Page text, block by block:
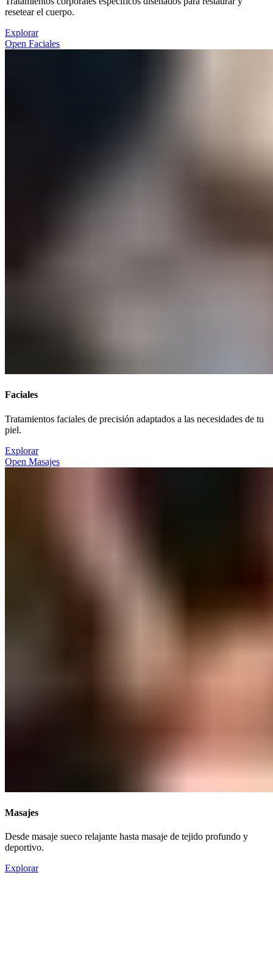
resetear el cuerpo.​​​​‌ ‍ ​‍​‍‌‍ ‌ ​‍‌‍‍‌‌‍‌ ‌‍‍‌‌‍ ‍​‍​‍​ ‍‍​‍​‍‌ ​ ‌‍​‌‌‍ ‍‌‍‍‌‌ ‌​‌ ‍‌​‍ ‍‌‍‍‌‌‍ ​‍​‍​‍ ​​‍​‍‌‍‍​‌ ​‍‌‍‌‌‌‍‌‍​‍​‍​ ‍‍​‍​‍‌‍‍​‌ ‌​‌ ‌​‌ ​​‌ ​ ​ ‍‍​‍ ​‍ ‌‍ ​​‍ ‌‌‍​‌‌‍ ‍‌‍‌​​‍ ‌‌ ​‍​‍ ‌‌‍‍​‌‍ ‌ ‌​‌‍‌‌‌‍ ​‌ ​ ​‍ ‌‌ ​ ‌ ‌​‌ ‌‌‌‍‌​‌‍‍‌‌‍ ​‍ ‍‌ ‌‍‌‍‌‌‌ ​‍‌‍​ ‌‍‌‌‌‍ ​​‍ ‍‌‍​‌‌ ​​‌ ​​​‍ ‌‍‍‌‌‍ ‍‌ ‌​‌‍‌‌‌‍ ‍‌ ‌​​‍ ‌‍‌‌‌‍‌​‌‍‍‌‌ ‌​​‍ ‌‍ ‌‌‍ ‌‍‌​‌‍‌‌​ ‌‌ ​​‌ ​‍‌‍‌‌‌ ​ ‌‍‌‌‌‍ ‍‌ ‌​‌‍​‌‌ ‌​‌‍‍‌‌‍ ‌‍ ‍​ ‍ ‌‍‍‌‌‍‌​​ ‌​ ‌ ‌‍​‌​ ‍​​ ​‍‌‍‌‌​ ​​‌‍‌​‌‍​‍​‍ ‌‌‍‌‍​ ​​‌‍‌​‌‍‌‌​‍ ‌​ ‌​​ ​‌​ ‌‌‌‍‌​​‍ ‌​ ‍‌​ ​ ‌‍​‌‌‍​‌​‍ ‌‌‍​‍‌‍​‌​ ​‍​ ‌ ​ ‌ ​ ​‍‌‍​‌​ ​​‌‍‌‌​ ​‍‌‍‌​​ ‍​​ ‍ ‌ ‌​‌ ‍‌‌ ​​‌‍‌‌​ ‌‌‍‍​‌‍ ‌ ‌​‌‍‌‌‌‍ ​‌‌​ ‌‍‍‌‌ ‌​‌‍‌‌‌‌​​‌‍​‌‌‍‌ ‌‍‌‌​ ‍ ‌ ​​‌‍​‌‌ ‌​‌‍‍​​ ‌‌ ​​‌‍​‌‌‍‌ ‌‍‌‌‌​​‍‌ ‌‌‌‍‍‌‌‍ ​‌‍‌​‌‍‌‌‌ ​‍​‍‌‌​ ‌‌‌​​‍‌‌ ‌‍‍ ‌‍‌‌‌ ‍‌​‍‌‌​ ​ ‌​‌​​‍‌‌​ ​ ‌​‌​​‍‌‌​ ​‍​ ​‍​ ​‍​ ‌​​ ‍​‌‍​‌‌‍​ ​ ​ ‌‍‌‌​ ​‌​ ‌‌‌‍​ ​ ‍​‌‍‌‌​‍‌‌​ ​‍​ ​‍​‍‌‌​ ‌‌‌​‌​​‍ ‍‌‍​ ‌‍ ‌‍ ‍‌ ‌​‌‍‌‌‌‍ ‍‌ ‌​​‍‌‌​ ‌‌‌​​‍‌‌ ‌‍‍ ‌‍‌‌‌ ‍‌​‍‌‌​ ​ ‌​‌​​‍‌‌​ ​ ‌​‌​​‍‌‌​ ​‍​ ​‍‌‍‌‍‌‍‌​‌‍‌‌​ ‌‍​ ​‍‌‍‌​​ ​‌​ ​‍‌‍‌‍‌‍‌‌​ ‍​‌‍‌‌​‍‌‌​ ​‍​ ​‍​‍‌‌​ ‌‌‌​‌​​‍ ‍‌‍‌‌‌ ‍​‌‍​ ‌‍‌‌‌ ​‍‌ ​​‌ ‌​​ ‌‍​‍‌‍​‌‌ ​ ‌‍‌‌‌‌‌‌‌ ​‍‌‍ ​​ ‌‌‍‍​‌ ‌​‌ ‌​‌ ​​‌ ​ ​‍‌‌​ ​ ‌​​‌​‍‌‌​ ​‍‌​‌‍​‍‌‌​ ​‍‌​‌‍‌‍ ​​‍ ‌‌‍​‌‌‍ ‍‌‍‌​​‍ ‌‌ ​‍​‍ ‌‌‍‍​‌‍ ‌ ‌​‌‍‌‌‌‍ ​‌ ​ ​‍ ‌‌ ​ ‌ ‌​‌ ‌‌‌‍‌​‌‍‍‌‌‍ ​‍ ‍‌ ‌‍‌‍‌‌‌ ​‍‌‍​ ‌‍‌‌‌‍ ​​‍ ‍‌‍​‌‌ ​​‌ ​​​‍‌‍‌‍‍‌‌‍‌​​ ‌​ ‌ ‌‍​‌​ ‍​​ ​‍‌‍‌‌​ ​​‌‍‌​‌‍​‍​‍ ‌‌‍‌‍​ ​​‌‍‌​‌‍‌‌​‍ ‌​ ‌​​ ​‌​ ‌‌‌‍‌​​‍ ‌​ ‍‌​ ​ ‌‍​‌‌‍​‌​‍ ‌‌‍​‍‌‍​‌​ ​‍​ ‌ ​ ‌ ​ ​‍‌‍​‌​ ​​‌‍‌‌​ ​‍‌‍‌​​ ‍​​‍‌‍‌ ‌​‌ ‍‌‌ ​​‌‍‌‌​ ‌‌‍‍​‌‍ ‌ ‌​‌‍‌‌‌‍ ​‌‌​ ‌‍‍‌‌ ‌​‌‍‌‌‌‌​​‌‍​‌‌‍‌ ‌‍‌‌​‍‌‍‌ ​​‌‍​‌‌ ‌​‌‍‍​​ ‌‌ ​​‌‍​‌‌‍‌ ‌‍‌‌‌​​‍‌ ‌‌‌‍‍‌‌‍ ​‌‍‌​‌‍‌‌‌ ​‍​‍‌‌​ ‌‌‌​​‍‌‌ ‌‍‍ ‌‍‌‌‌ ‍‌​‍‌‌​ ​ ‌​‌​​‍‌‌​ ​ ‌​‌​​‍‌‌​ ​‍​ ​‍​ ​‍​ ‌​​ ‍​‌‍​‌‌‍​ ​ ​ ‌‍‌‌​ ​‌​ ‌‌‌‍​ ​ ‍​‌‍‌‌​‍‌‌​ ​‍​ ​‍​‍‌‌​ ‌‌‌​‌​​‍ ‍‌‍​ ‌‍ ‌‍ ‍‌ ‌​‌‍‌‌‌‍ ‍‌ ‌​​‍‌‌​ ‌‌‌​​‍‌‌ ‌‍‍ ‌‍‌‌‌ ‍‌​‍‌‌​ ​ ‌​‌​​‍‌‌​ ​ ‌​‌​​‍‌‌​ ​‍​ ​‍‌‍‌‍‌‍‌​‌‍‌‌​ ‌‍​ ​‍‌‍‌​​ ​‌​ ​‍‌‍‌‍‌‍‌‌​ ‍​‌‍‌‌​‍‌‌​ ​‍​ ​‍​‍‌‌​ ‌‌‌​‌​​‍ ‍‌‍‌‌‌ ‍​‌‍​ ‌‍‌‌‌ ​‍‌ ​​‌ ‌​​‍‌‍‌ ​​‌‍‌‌‌ ​‍‌ ​ ‌ ​​‌‍‌‌‌‍​ ‌ ‌​‌‍‍‌‌ ‌‍‌‍‌‌​ ‌‌ ​​‌ ‌‌‌‍​‍‌‍ ​‌‍‍‌‌ ​ ‌‍‍​‌‍‌‌‌‍‌​​‍​‍‌ ‌
Explorar​​​​‌ ‍ ​‍​‍‌‍ ‌ ​‍‌‍‍‌‌‍‌ ‌‍‍‌‌‍ ‍​‍​‍​ ‍‍​‍​‍‌ ​ ‌‍​‌‌‍ ‍‌‍‍‌‌ ‌​‌ ‍‌​‍ ‍‌‍‍‌‌‍ ​‍​‍​‍ ​​‍​‍‌‍‍​‌ ​‍‌‍‌‌‌‍‌‍​‍​‍​ ‍‍​‍​‍‌‍‍​‌ ‌​‌ ‌​‌ ​​‌ ​ ​ ‍‍​‍ ​‍ ‌‍ ​​‍ ‌‌‍​‌‌‍ ‍‌‍‌​​‍ ‌‌ ​‍​‍ ‌‌‍‍​‌‍ ‌ ‌​‌‍‌‌‌‍ ​‌ ​ ​‍ ‌‌ ​ ‌ ‌​‌ ‌‌‌‍‌​‌‍‍‌‌‍ ​‍ ‍‌ ‌‍‌‍‌‌‌ ​‍‌‍​ ‌‍‌‌‌‍ ​​‍ ‍‌‍​‌‌ ​​‌ ​​​‍ ‌‍‍‌‌‍ ‍‌ ‌​‌‍‌‌‌‍ ‍‌ ‌​​‍ ‌‍‌‌‌‍‌​‌‍‍‌‌ ‌​​‍ ‌‍ ‌‌‍ ‌‍‌​‌‍‌‌​ ‌‌ ​​‌ ​‍‌‍‌‌‌ ​ ‌‍‌‌‌‍ ‍‌ ‌​‌‍​‌‌ ‌​‌‍‍‌‌‍ ‌‍ ‍​ ‍ ‌‍‍‌‌‍‌​​ ‌​ ‌ ‌‍​‌​ ‍​​ ​‍‌‍‌‌​ ​​‌‍‌​‌‍​‍​‍ ‌‌‍‌‍​ ​​‌‍‌​‌‍‌‌​‍ ‌​ ‌​​ ​‌​ ‌‌‌‍‌​​‍ ‌​ ‍‌​ ​ ‌‍​‌‌‍​‌​‍ ‌‌‍​‍‌‍​‌​ ​‍​ ‌ ​ ‌ ​ ​‍‌‍​‌​ ​​‌‍‌‌​ ​‍‌‍‌​​ ‍​​ ‍ ‌ ‌​‌ ‍‌‌ ​​‌‍‌‌​ ‌‌‍‍​‌‍ ‌ ‌​‌‍‌‌‌‍ ​‌‌​ ‌‍‍‌‌ ‌​‌‍‌‌‌‌​​‌‍​‌‌‍‌ ‌‍‌‌​ ‍ ‌ ​​‌‍​‌‌ ‌​‌‍‍​​ ‌‌ ​​‌‍​‌‌‍‌ ‌‍‌‌‌​​‍‌ ‌‌‌‍‍‌‌‍ ​‌‍‌​‌‍‌‌‌ ​‍​‍‌‌​ ‌‌‌​​‍‌‌ ‌‍‍ ‌‍‌‌‌ ‍‌​‍‌‌​ ​ ‌​‌​​‍‌‌​ ​ ‌​‌​​‍‌‌​ ​‍​ ​‍​ ​‍​ ‌​​ ‍​‌‍​‌‌‍​ ​ ​ ‌‍‌‌​ ​‌​ ‌‌‌‍​ ​ ‍​‌‍‌‌​‍‌‌​ ​‍​ ​‍​‍‌‌​ ‌‌‌​‌​​‍ ‍‌‍​ ‌‍ ‌‍ ‍‌ ‌​‌‍‌‌‌‍ ‍‌ ‌​​‍‌‌​ ‌‌‌​​‍‌‌ ‌‍‍ ‌‍‌‌‌ ‍‌​‍‌‌​ ​ ‌​‌​​‍‌‌​ ​ ‌​‌​​‍‌‌​ ​‍​ ​‍‌‍‌‍‌‍‌​‌‍‌‌​ ‌‍​ ​‍‌‍‌​​ ​‌​ ​‍‌‍‌‍‌‍‌‌​ ‍​‌‍‌‌​‍‌‌​ ​‍​ ​‍​‍‌‌​ ‌‌‌​‌​​‍ ‍‌ ​​‌ ​‍‌‍‍‌‌‍ ‌‌‍​‌‌ ​‍‌ ‍‌‌​​ ‌ ‌​‌‍​‌​‍ ‍‌‍ ​‌‍​‌‌‍​‍‌‍‌‌‌‍ ​​ ‌‍​‍‌‍​‌‌ ​ ‌‍‌‌‌‌‌‌‌ ​‍‌‍ ​​ ‌‌‍‍​‌ ‌​‌ ‌​‌ ​​‌ ​ ​‍‌‌​ ​ ‌​​‌​‍‌‌​ ​‍‌​‌‍​‍‌‌​ ​‍‌​‌‍‌‍ ​​‍ ‌‌‍​‌‌‍ ‍‌‍‌​​‍ ‌‌ ​‍​‍ ‌‌‍‍​‌‍ ‌ ‌​‌‍‌‌‌‍ ​‌ ​ ​‍ ‌‌ ​ ‌ ‌​‌ ‌‌‌‍‌​‌‍‍‌‌‍ ​‍ ‍‌ ‌‍‌‍‌‌‌ ​‍‌‍​ ‌‍‌‌‌‍ ​​‍ ‍‌‍​‌‌ ​​‌ ​​​‍‌‍‌‍‍‌‌‍‌​​ ‌​ ‌ ‌‍​‌​ ‍​​ ​‍‌‍‌‌​ ​​‌‍‌​‌‍​‍​‍ ‌‌‍‌‍​ ​​‌‍‌​‌‍‌‌​‍ ‌​ ‌​​ ​‌​ ‌‌‌‍‌​​‍ ‌​ ‍‌​ ​ ‌‍​‌‌‍​‌​‍ ‌‌‍​‍‌‍​‌​ ​‍​ ‌ ​ ‌ ​ ​‍‌‍​‌​ ​​‌‍‌‌​ ​‍‌‍‌​​ ‍​​‍‌‍‌ ‌​‌ ‍‌‌ ​​‌‍‌‌​ ‌‌‍‍​‌‍ ‌ ‌​‌‍‌‌‌‍ ​‌‌​ ‌‍‍‌‌ ‌​‌‍‌‌‌‌​​‌‍​‌‌‍‌ ‌‍‌‌​‍‌‍‌ ​​‌‍​‌‌ ‌​‌‍‍​​ ‌‌ ​​‌‍​‌‌‍‌ ‌‍‌‌‌​​‍‌ ‌‌‌‍‍‌‌‍ ​‌‍‌​‌‍‌‌‌ ​‍​‍‌‌​ ‌‌‌​​‍‌‌ ‌‍‍ ‌‍‌‌‌ ‍‌​‍‌‌​ ​ ‌​‌​​‍‌‌​ ​ ‌​‌​​‍‌‌​ ​‍​ ​‍​ ​‍​ ‌​​ ‍​‌‍​‌‌‍​ ​ ​ ‌‍‌‌​ ​‌​ ‌‌‌‍​ ​ ‍​‌‍‌‌​‍‌‌​ ​‍​ ​‍​‍‌‌​ ‌‌‌​‌​​‍ ‍‌‍​ ‌‍ ‌‍ ‍‌ ‌​‌‍‌‌‌‍ ‍‌ ‌​​‍‌‌​ ‌‌‌​​‍‌‌ ‌‍‍ ‌‍‌‌‌ ‍‌​‍‌‌​ ​ ‌​‌​​‍‌‌​ ​ ‌​‌​​‍‌‌​ ​‍​ ​‍‌‍‌‍‌‍‌​‌‍‌‌​ ‌‍​ ​‍‌‍‌​​ ​‌​ ​‍‌‍‌‍‌‍‌‌​ ‍​‌‍‌‌​‍‌‌​ ​‍​ ​‍​‍‌‌​ ‌‌‌​‌​​‍ ‍‌ ​​‌ ​‍‌‍‍‌‌‍ ‌‌‍​‌‌ ​‍‌ ‍‌‌​​ ‌ ‌​‌‍​‌​‍ ‍‌‍ ​‌‍​‌‌‍​‍‌‍‌‌‌‍ ​​‍‌‍‌ ​​‌‍‌‌‌ ​‍‌ ​ ‌ ​​‌‍‌‌‌‍​ ‌ ‌​‌‍‍‌‌ ‌‍‌‍‌‌​ ‌‌ ​​‌ ‌‌‌‍​‍‌‍ ​‌‍‍‌‌ ​ ‌‍‍​‌‍‌‌‌‍‌​​‍​‍‌ ‌
Open Faciales​​​​‌ ‍ ​‍​‍‌‍ ‌ ​‍‌‍‍‌‌‍‌ ‌‍‍‌‌‍ ‍​‍​‍​ ‍‍​‍​‍‌ ​ ‌‍​‌‌‍ ‍‌‍‍‌‌ ‌​‌ ‍‌​‍ ‍‌‍‍‌‌‍ ​‍​‍​‍ ​​‍​‍‌‍‍​‌ ​‍‌‍‌‌‌‍‌‍​‍​‍​ ‍‍​‍​‍‌‍‍​‌ ‌​‌ ‌​‌ ​​‌ ​ ​ ‍‍​‍ ​‍ ‌‍ ​​‍ ‌‌‍​‌‌‍ ‍‌‍‌​​‍ ‌‌ ​‍​‍ ‌‌‍‍​‌‍ ‌ ‌​‌‍‌‌‌‍ ​‌ ​ ​‍ ‌‌ ​ ‌ ‌​‌ ‌‌‌‍‌​‌‍‍‌‌‍ ​‍ ‍‌ ‌‍‌‍‌‌‌ ​‍‌‍​ ‌‍‌‌‌‍ ​​‍ ‍‌‍​‌‌ ​​‌ ​​​‍ ‌‍‍‌‌‍ ‍‌ ‌​‌‍‌‌‌‍ ‍‌ ‌​​‍ ‌‍‌‌‌‍‌​‌‍‍‌‌ ‌​​‍ ‌‍ ‌‌‍ ‌‍‌​‌‍‌‌​ ‌‌ ​​‌ ​‍‌‍‌‌‌ ​ ‌‍‌‌‌‍ ‍‌ ‌​‌‍​‌‌ ‌​‌‍‍‌‌‍ ‌‍ ‍​ ‍ ‌‍‍‌‌‍‌​​ ‌​ ‌ ‌‍​‌​ ‍​​ ​‍‌‍‌‌​ ​​‌‍‌​‌‍​‍​‍ ‌‌‍‌‍​ ​​‌‍‌​‌‍‌‌​‍ ‌​ ‌​​ ​‌​ ‌‌‌‍‌​​‍ ‌​ ‍‌​ ​ ‌‍​‌‌‍​‌​‍ ‌‌‍​‍‌‍​‌​ ​‍​ ‌ ​ ‌ ​ ​‍‌‍​‌​ ​​‌‍‌‌​ ​‍‌‍‌​​ ‍​​ ‍ ‌ ‌​‌ ‍‌‌ ​​‌‍‌‌​ ‌‌‍‍​‌‍ ‌ ‌​‌‍‌‌‌‍ ​‌‌​ ‌‍‍‌‌ ‌​‌‍‌‌‌‌​​‌‍​‌‌‍‌ ‌‍‌‌​ ‍ ‌ ​​‌‍​‌‌ ‌​‌‍‍​​ ‌‌ ​​‌‍​‌‌‍‌ ‌‍‌‌‌​​‍‌ ‌‌‌‍‍‌‌‍ ​‌‍‌​‌‍‌‌‌ ​‍​‍‌‌​ ‌‌‌​​‍‌‌ ‌‍‍ ‌‍‌‌‌ ‍‌​‍‌‌​ ​ ‌​‌​​‍‌‌​ ​ ‌​‌​​‍‌‌​ ​‍​ ​‍​ ​‍​ ‌​​ ‍​‌‍​‌‌‍​ ​ ​ ‌‍‌‌​ ​‌​ ‌‌‌‍​ ​ ‍​‌‍‌‌​‍‌‌​ ​‍​ ​‍​‍‌‌​ ‌‌‌​‌​​‍ ‍‌‍​ ‌‍ ‌‍ ‍‌ ‌​‌‍‌‌‌‍ ‍‌ ‌​​‍‌‌​ ‌‌‌​​‍‌‌ ‌‍‍ ‌‍‌‌‌ ‍‌​‍‌‌​ ​ ‌​‌​​‍‌‌​ ​ ‌​‌​​‍‌‌​ ​‍​ ​‍​ ‌‍​ ‍​‌‍​‌‌‍‌‌‌‍‌‍​ ​​‌‍​‌‌‍‌‌‌‍​‍​ ‌‌‌‍​‍​ ‌​​‍‌‌​ ​‍​ ​‍​‍‌‌​ ‌‌‌​‌​​‍ ‍‌ ‌​‌‍‍‌‌ ‌​‌‍ ​‌‍‌‌​ ‌‍​‍‌‍​‌‌ ​ ‌‍‌‌‌‌‌‌‌ ​‍‌‍ ​​ ‌‌‍‍​‌ ‌​‌ ‌​‌ ​​‌ ​ ​‍‌‌​ ​ ‌​​‌​‍‌‌​ ​‍‌​‌‍​‍‌‌​ ​‍‌​‌‍‌‍ ​​‍ ‌‌‍​‌‌‍ ‍‌‍‌​​‍ ‌‌ ​‍​‍ ‌‌‍‍​‌‍ ‌ ‌​‌‍‌‌‌‍ ​‌ ​ ​‍ ‌‌ ​ ‌ ‌​‌ ‌‌‌‍‌​‌‍‍‌‌‍ ​‍ ‍‌ ‌‍‌‍‌‌‌ ​‍‌‍​ ‌‍‌‌‌‍ ​​‍ ‍‌‍​‌‌ ​​‌ ​​​‍‌‍‌‍‍‌‌‍‌​​ ‌​ ‌ ‌‍​‌​ ‍​​ ​‍‌‍‌‌​ ​​‌‍‌​‌‍​‍​‍ ‌‌‍‌‍​ ​​‌‍‌​‌‍‌‌​‍ ‌​ ‌​​ ​‌​ ‌‌‌‍‌​​‍ ‌​ ‍‌​ ​ ‌‍​‌‌‍​‌​‍ ‌‌‍​‍‌‍​‌​ ​‍​ ‌ ​ ‌ ​ ​‍‌‍​‌​ ​​‌‍‌‌​ ​‍‌‍‌​​ ‍​​‍‌‍‌ ‌​‌ ‍‌‌ ​​‌‍‌‌​ ‌‌‍‍​‌‍ ‌ ‌​‌‍‌‌‌‍ ​‌‌​ ‌‍‍‌‌ ‌​‌‍‌‌‌‌​​‌‍​‌‌‍‌ ‌‍‌‌​‍‌‍‌ ​​‌‍​‌‌ ‌​‌‍‍​​ ‌‌ ​​‌‍​‌‌‍‌ ‌‍‌‌‌​​‍‌ ‌‌‌‍‍‌‌‍ ​‌‍‌​‌‍‌‌‌ ​‍​‍‌‌​ ‌‌‌​​‍‌‌ ‌‍‍ ‌‍‌‌‌ ‍‌​‍‌‌​ ​ ‌​‌​​‍‌‌​ ​ ‌​‌​​‍‌‌​ ​‍​ ​‍​ ​‍​ ‌​​ ‍​‌‍​‌‌‍​ ​ ​ ‌‍‌‌​ ​‌​ ‌‌‌‍​ ​ ‍​‌‍‌‌​‍‌‌​ ​‍​ ​‍​‍‌‌​ ‌‌‌​‌​​‍ ‍‌‍​ ‌‍ ‌‍ ‍‌ ‌​‌‍‌‌‌‍ ‍‌ ‌​​‍‌‌​ ‌‌‌​​‍‌‌ ‌‍‍ ‌‍‌‌‌ ‍‌​‍‌‌​ ​ ‌​‌​​‍‌‌​ ​ ‌​‌​​‍‌‌​ ​‍​ ​‍​ ‌‍​ ‍​‌‍​‌‌‍‌‌‌‍‌‍​ ​​‌‍​‌‌‍‌‌‌‍​‍​ ‌‌‌‍​‍​ ‌​​‍‌‌​ ​‍​ ​‍​‍‌‌​ ‌‌‌​‌​​‍ ‍‌ ‌​‌‍‍‌‌ ‌​‌‍ ​‌‍‌‌​‍‌‍‌ ​​‌‍‌‌‌ ​‍‌ ​ ‌ ​​‌‍‌‌‌‍​ ‌ ‌​‌‍‍‌‌ ‌‍‌‍‌‌​ ‌‌ ​​‌ ‌‌‌‍​‍‌‍ ​‌‍‍‌‌ ​ ‌‍‍​‌‍‌‌‌‍‌​​‍​‍‌ ‌
Faciales​​​​‌ ‍ ​‍​‍‌‍ ‌ ​‍‌‍‍‌‌‍‌ ‌‍‍‌‌‍ ‍​‍​‍​ ‍‍​‍​‍‌ ​ ‌‍​‌‌‍ ‍‌‍‍‌‌ ‌​‌ ‍‌​‍ ‍‌‍‍‌‌‍ ​‍​‍​‍ ​​‍​‍‌‍‍​‌ ​‍‌‍‌‌‌‍‌‍​‍​‍​ ‍‍​‍​‍‌‍‍​‌ ‌​‌ ‌​‌ ​​‌ ​ ​ ‍‍​‍ ​‍ ‌‍ ​​‍ ‌‌‍​‌‌‍ ‍‌‍‌​​‍ ‌‌ ​‍​‍ ‌‌‍‍​‌‍ ‌ ‌​‌‍‌‌‌‍ ​‌ ​ ​‍ ‌‌ ​ ‌ ‌​‌ ‌‌‌‍‌​‌‍‍‌‌‍ ​‍ ‍‌ ‌‍‌‍‌‌‌ ​‍‌‍​ ‌‍‌‌‌‍ ​​‍ ‍‌‍​‌‌ ​​‌ ​​​‍ ‌‍‍‌‌‍ ‍‌ ‌​‌‍‌‌‌‍ ‍‌ ‌​​‍ ‌‍‌‌‌‍‌​‌‍‍‌‌ ‌​​‍ ‌‍ ‌‌‍ ‌‍‌​‌‍‌‌​ ‌‌ ​​‌ ​‍‌‍‌‌‌ ​ ‌‍‌‌‌‍ ‍‌ ‌​‌‍​‌‌ ‌​‌‍‍‌‌‍ ‌‍ ‍​ ‍ ‌‍‍‌‌‍‌​​ ‌​ ‌ ‌‍​‌​ ‍​​ ​‍‌‍‌‌​ ​​‌‍‌​‌‍​‍​‍ ‌‌‍‌‍​ ​​‌‍‌​‌‍‌‌​‍ ‌​ ‌​​ ​‌​ ‌‌‌‍‌​​‍ ‌​ ‍‌​ ​ ‌‍​‌‌‍​‌​‍ ‌‌‍​‍‌‍​‌​ ​‍​ ‌ ​ ‌ ​ ​‍‌‍​‌​ ​​‌‍‌‌​ ​‍‌‍‌​​ ‍​​ ‍ ‌ ‌​‌ ‍‌‌ ​​‌‍‌‌​ ‌‌‍‍​‌‍ ‌ ‌​‌‍‌‌‌‍ ​‌‌​ ‌‍‍‌‌ ‌​‌‍‌‌‌‌​​‌‍​‌‌‍‌ ‌‍‌‌​ ‍ ‌ ​​‌‍​‌‌ ‌​‌‍‍​​ ‌‌ ​​‌‍​‌‌‍‌ ‌‍‌‌‌​​‍‌ ‌‌‌‍‍‌‌‍ ​‌‍‌​‌‍‌‌‌ ​‍​‍‌‌​ ‌‌‌​​‍‌‌ ‌‍‍ ‌‍‌‌‌ ‍‌​‍‌‌​ ​ ‌​‌​​‍‌‌​ ​ ‌​‌​​‍‌‌​ ​‍​ ​‍​ ​‍​ ‌​​ ‍​‌‍​‌‌‍​ ​ ​ ‌‍‌‌​ ​‌​ ‌‌‌‍​ ​ ‍​‌‍‌‌​‍‌‌​ ​‍​ ​‍​‍‌‌​ ‌‌‌​‌​​‍ ‍‌‍​ ‌‍ ‌‍ ‍‌ ‌​‌‍‌‌‌‍ ‍‌ ‌​​‍‌‌​ ‌‌‌​​‍‌‌ ‌‍‍ ‌‍‌‌‌ ‍‌​‍‌‌​ ​ ‌​‌​​‍‌‌​ ​ ‌​‌​​‍‌‌​ ​‍​ ​‍​ ‌‍​ ‍​‌‍​‌‌‍‌‌‌‍‌‍​ ​​‌‍​‌‌‍‌‌‌‍​‍​ ‌‌‌‍​‍​ ‌​​‍‌‌​ ​‍​ ​‍​‍‌‌​ ‌‌‌​‌​​‍ ‍‌ ‌​‌‍‍‌‌ ‌​‌‍ ​‌‍‌‌​ ‌‍​‍‌‍​‌‌ ​ ‌‍‌‌‌‌‌‌‌ ​‍‌‍ ​​ ‌‌‍‍​‌ ‌​‌ ‌​‌ ​​‌ ​ ​‍‌‌​ ​ ‌​​‌​‍‌‌​ ​‍‌​‌‍​‍‌‌​ ​‍‌​‌‍‌‍ ​​‍ ‌‌‍​‌‌‍ ‍‌‍‌​​‍ ‌‌ ​‍​‍ ‌‌‍‍​‌‍ ‌ ‌​‌‍‌‌‌‍ ​‌ ​ ​‍ ‌‌ ​ ‌ ‌​‌ ‌‌‌‍‌​‌‍‍‌‌‍ ​‍ ‍‌ ‌‍‌‍‌‌‌ ​‍‌‍​ ‌‍‌‌‌‍ ​​‍ ‍‌‍​‌‌ ​​‌ ​​​‍‌‍‌‍‍‌‌‍‌​​ ‌​ ‌ ‌‍​‌​ ‍​​ ​‍‌‍‌‌​ ​​‌‍‌​‌‍​‍​‍ ‌‌‍‌‍​ ​​‌‍‌​‌‍‌‌​‍ ‌​ ‌​​ ​‌​ ‌‌‌‍‌​​‍ ‌​ ‍‌​ ​ ‌‍​‌‌‍​‌​‍ ‌‌‍​‍‌‍​‌​ ​‍​ ‌ ​ ‌ ​ ​‍‌‍​‌​ ​​‌‍‌‌​ ​‍‌‍‌​​ ‍​​‍‌‍‌ ‌​‌ ‍‌‌ ​​‌‍‌‌​ ‌‌‍‍​‌‍ ‌ ‌​‌‍‌‌‌‍ ​‌‌​ ‌‍‍‌‌ ‌​‌‍‌‌‌‌​​‌‍​‌‌‍‌ ‌‍‌‌​‍‌‍‌ ​​‌‍​‌‌ ‌​‌‍‍​​ ‌‌ ​​‌‍​‌‌‍‌ ‌‍‌‌‌​​‍‌ ‌‌‌‍‍‌‌‍ ​‌‍‌​‌‍‌‌‌ ​‍​‍‌‌​ ‌‌‌​​‍‌‌ ‌‍‍ ‌‍‌‌‌ ‍‌​‍‌‌​ ​ ‌​‌​​‍‌‌​ ​ ‌​‌​​‍‌‌​ ​‍​ ​‍​ ​‍​ ‌​​ ‍​‌‍​‌‌‍​ ​ ​ ‌‍‌‌​ ​‌​ ‌‌‌‍​ ​ ‍​‌‍‌‌​‍‌‌​ ​‍​ ​‍​‍‌‌​ ‌‌‌​‌​​‍ ‍‌‍​ ‌‍ ‌‍ ‍‌ ‌​‌‍‌‌‌‍ ‍‌ ‌​​‍‌‌​ ‌‌‌​​‍‌‌ ‌‍‍ ‌‍‌‌‌ ‍‌​‍‌‌​ ​ ‌​‌​​‍‌‌​ ​ ‌​‌​​‍‌‌​ ​‍​ ​‍​ ‌‍​ ‍​‌‍​‌‌‍‌‌‌‍‌‍​ ​​‌‍​‌‌‍‌‌‌‍​‍​ ‌‌‌‍​‍​ ‌​​‍‌‌​ ​‍​ ​‍​‍‌‌​ ‌‌‌​‌​​‍ ‍‌ ‌​‌‍‍‌‌ ‌​‌‍ ​‌‍‌‌​‍‌‍‌ ​​‌‍‌‌‌ ​‍‌ ​ ‌ ​​‌‍‌‌‌‍​ ‌ ‌​‌‍‍‌‌ ‌‍‌‍‌‌​ ‌‌ ​​‌ ‌‌‌‍​‍‌‍ ​‌‍‍‌‌ ​ ‌‍‍​‌‍‌‌‌‍‌​​‍​‍‌ ‌
Tratamientos faciales de precisión adaptados a las necesidades de tu
piel.​​​​‌ ‍ ​‍​‍‌‍ ‌ ​‍‌‍‍‌‌‍‌ ‌‍‍‌‌‍ ‍​‍​‍​ ‍‍​‍​‍‌ ​ ‌‍​‌‌‍ ‍‌‍‍‌‌ ‌​‌ ‍‌​‍ ‍‌‍‍‌‌‍ ​‍​‍​‍ ​​‍​‍‌‍‍​‌ ​‍‌‍‌‌‌‍‌‍​‍​‍​ ‍‍​‍​‍‌‍‍​‌ ‌​‌ ‌​‌ ​​‌ ​ ​ ‍‍​‍ ​‍ ‌‍ ​​‍ ‌‌‍​‌‌‍ ‍‌‍‌​​‍ ‌‌ ​‍​‍ ‌‌‍‍​‌‍ ‌ ‌​‌‍‌‌‌‍ ​‌ ​ ​‍ ‌‌ ​ ‌ ‌​‌ ‌‌‌‍‌​‌‍‍‌‌‍ ​‍ ‍‌ ‌‍‌‍‌‌‌ ​‍‌‍​ ‌‍‌‌‌‍ ​​‍ ‍‌‍​‌‌ ​​‌ ​​​‍ ‌‍‍‌‌‍ ‍‌ ‌​‌‍‌‌‌‍ ‍‌ ‌​​‍ ‌‍‌‌‌‍‌​‌‍‍‌‌ ‌​​‍ ‌‍ ‌‌‍ ‌‍‌​‌‍‌‌​ ‌‌ ​​‌ ​‍‌‍‌‌‌ ​ ‌‍‌‌‌‍ ‍‌ ‌​‌‍​‌‌ ‌​‌‍‍‌‌‍ ‌‍ ‍​ ‍ ‌‍‍‌‌‍‌​​ ‌​ ‌ ‌‍​‌​ ‍​​ ​‍‌‍‌‌​ ​​‌‍‌​‌‍​‍​‍ ‌‌‍‌‍​ ​​‌‍‌​‌‍‌‌​‍ ‌​ ‌​​ ​‌​ ‌‌‌‍‌​​‍ ‌​ ‍‌​ ​ ‌‍​‌‌‍​‌​‍ ‌‌‍​‍‌‍​‌​ ​‍​ ‌ ​ ‌ ​ ​‍‌‍​‌​ ​​‌‍‌‌​ ​‍‌‍‌​​ ‍​​ ‍ ‌ ‌​‌ ‍‌‌ ​​‌‍‌‌​ ‌‌‍‍​‌‍ ‌ ‌​‌‍‌‌‌‍ ​‌‌​ ‌‍‍‌‌ ‌​‌‍‌‌‌‌​​‌‍​‌‌‍‌ ‌‍‌‌​ ‍ ‌ ​​‌‍​‌‌ ‌​‌‍‍​​ ‌‌ ​​‌‍​‌‌‍‌ ‌‍‌‌‌​​‍‌ ‌‌‌‍‍‌‌‍ ​‌‍‌​‌‍‌‌‌ ​‍​‍‌‌​ ‌‌‌​​‍‌‌ ‌‍‍ ‌‍‌‌‌ ‍‌​‍‌‌​ ​ ‌​‌​​‍‌‌​ ​ ‌​‌​​‍‌‌​ ​‍​ ​‍​ ​‍​ ‌​​ ‍​‌‍​‌‌‍​ ​ ​ ‌‍‌‌​ ​‌​ ‌‌‌‍​ ​ ‍​‌‍‌‌​‍‌‌​ ​‍​ ​‍​‍‌‌​ ‌‌‌​‌​​‍ ‍‌‍​ ‌‍ ‌‍ ‍‌ ‌​‌‍‌‌‌‍ ‍‌ ‌​​‍‌‌​ ‌‌‌​​‍‌‌ ‌‍‍ ‌‍‌‌‌ ‍‌​‍‌‌​ ​ ‌​‌​​‍‌‌​ ​ ‌​‌​​‍‌‌​ ​‍​ ​‍​ ‌‍​ ‍​‌‍​‌‌‍‌‌‌‍‌‍​ ​​‌‍​‌‌‍‌‌‌‍​‍​ ‌‌‌‍​‍​ ‌​​‍‌‌​ ​‍​ ​‍​‍‌‌​ ‌‌‌​‌​​‍ ‍‌‍‌‌‌ ‍​‌‍​ ‌‍‌‌‌ ​‍‌ ​​‌ ‌​​ ‌‍​‍‌‍​‌‌ ​ ‌‍‌‌‌‌‌‌‌ ​‍‌‍ ​​ ‌‌‍‍​‌ ‌​‌ ‌​‌ ​​‌ ​ ​‍‌‌​ ​ ‌​​‌​‍‌‌​ ​‍‌​‌‍​‍‌‌​ ​‍‌​‌‍‌‍ ​​‍ ‌‌‍​‌‌‍ ‍‌‍‌​​‍ ‌‌ ​‍​‍ ‌‌‍‍​‌‍ ‌ ‌​‌‍‌‌‌‍ ​‌ ​ ​‍ ‌‌ ​ ‌ ‌​‌ ‌‌‌‍‌​‌‍‍‌‌‍ ​‍ ‍‌ ‌‍‌‍‌‌‌ ​‍‌‍​ ‌‍‌‌‌‍ ​​‍ ‍‌‍​‌‌ ​​‌ ​​​‍‌‍‌‍‍‌‌‍‌​​ ‌​ ‌ ‌‍​‌​ ‍​​ ​‍‌‍‌‌​ ​​‌‍‌​‌‍​‍​‍ ‌‌‍‌‍​ ​​‌‍‌​‌‍‌‌​‍ ‌​ ‌​​ ​‌​ ‌‌‌‍‌​​‍ ‌​ ‍‌​ ​ ‌‍​‌‌‍​‌​‍ ‌‌‍​‍‌‍​‌​ ​‍​ ‌ ​ ‌ ​ ​‍‌‍​‌​ ​​‌‍‌‌​ ​‍‌‍‌​​ ‍​​‍‌‍‌ ‌​‌ ‍‌‌ ​​‌‍‌‌​ ‌‌‍‍​‌‍ ‌ ‌​‌‍‌‌‌‍ ​‌‌​ ‌‍‍‌‌ ‌​‌‍‌‌‌‌​​‌‍​‌‌‍‌ ‌‍‌‌​‍‌‍‌ ​​‌‍​‌‌ ‌​‌‍‍​​ ‌‌ ​​‌‍​‌‌‍‌ ‌‍‌‌‌​​‍‌ ‌‌‌‍‍‌‌‍ ​‌‍‌​‌‍‌‌‌ ​‍​‍‌‌​ ‌‌‌​​‍‌‌ ‌‍‍ ‌‍‌‌‌ ‍‌​‍‌‌​ ​ ‌​‌​​‍‌‌​ ​ ‌​‌​​‍‌‌​ ​‍​ ​‍​ ​‍​ ‌​​ ‍​‌‍​‌‌‍​ ​ ​ ‌‍‌‌​ ​‌​ ‌‌‌‍​ ​ ‍​‌‍‌‌​‍‌‌​ ​‍​ ​‍​‍‌‌​ ‌‌‌​‌​​‍ ‍‌‍​ ‌‍ ‌‍ ‍‌ ‌​‌‍‌‌‌‍ ‍‌ ‌​​‍‌‌​ ‌‌‌​​‍‌‌ ‌‍‍ ‌‍‌‌‌ ‍‌​‍‌‌​ ​ ‌​‌​​‍‌‌​ ​ ‌​‌​​‍‌‌​ ​‍​ ​‍​ ‌‍​ ‍​‌‍​‌‌‍‌‌‌‍‌‍​ ​​‌‍​‌‌‍‌‌‌‍​‍​ ‌‌‌‍​‍​ ‌​​‍‌‌​ ​‍​ ​‍​‍‌‌​ ‌‌‌​‌​​‍ ‍‌‍‌‌‌ ‍​‌‍​ ‌‍‌‌‌ ​‍‌ ​​‌ ‌​​‍‌‍‌ ​​‌‍‌‌‌ ​‍‌ ​ ‌ ​​‌‍‌‌‌‍​ ‌ ‌​‌‍‍‌‌ ‌‍‌‍‌‌​ ‌‌ ​​‌ ‌‌‌‍​‍‌‍ ​‌‍‍‌‌ ​ ‌‍‍​‌‍‌‌‌‍‌​​‍​‍‌ ‌
Explorar​​​​‌ ‍ ​‍​‍‌‍ ‌ ​‍‌‍‍‌‌‍‌ ‌‍‍‌‌‍ ‍​‍​‍​ ‍‍​‍​‍‌ ​ ‌‍​‌‌‍ ‍‌‍‍‌‌ ‌​‌ ‍‌​‍ ‍‌‍‍‌‌‍ ​‍​‍​‍ ​​‍​‍‌‍‍​‌ ​‍‌‍‌‌‌‍‌‍​‍​‍​ ‍‍​‍​‍‌‍‍​‌ ‌​‌ ‌​‌ ​​‌ ​ ​ ‍‍​‍ ​‍ ‌‍ ​​‍ ‌‌‍​‌‌‍ ‍‌‍‌​​‍ ‌‌ ​‍​‍ ‌‌‍‍​‌‍ ‌ ‌​‌‍‌‌‌‍ ​‌ ​ ​‍ ‌‌ ​ ‌ ‌​‌ ‌‌‌‍‌​‌‍‍‌‌‍ ​‍ ‍‌ ‌‍‌‍‌‌‌ ​‍‌‍​ ‌‍‌‌‌‍ ​​‍ ‍‌‍​‌‌ ​​‌ ​​​‍ ‌‍‍‌‌‍ ‍‌ ‌​‌‍‌‌‌‍ ‍‌ ‌​​‍ ‌‍‌‌‌‍‌​‌‍‍‌‌ ‌​​‍ ‌‍ ‌‌‍ ‌‍‌​‌‍‌‌​ ‌‌ ​​‌ ​‍‌‍‌‌‌ ​ ‌‍‌‌‌‍ ‍‌ ‌​‌‍​‌‌ ‌​‌‍‍‌‌‍ ‌‍ ‍​ ‍ ‌‍‍‌‌‍‌​​ ‌​ ‌ ‌‍​‌​ ‍​​ ​‍‌‍‌‌​ ​​‌‍‌​‌‍​‍​‍ ‌‌‍‌‍​ ​​‌‍‌​‌‍‌‌​‍ ‌​ ‌​​ ​‌​ ‌‌‌‍‌​​‍ ‌​ ‍‌​ ​ ‌‍​‌‌‍​‌​‍ ‌‌‍​‍‌‍​‌​ ​‍​ ‌ ​ ‌ ​ ​‍‌‍​‌​ ​​‌‍‌‌​ ​‍‌‍‌​​ ‍​​ ‍ ‌ ‌​‌ ‍‌‌ ​​‌‍‌‌​ ‌‌‍‍​‌‍ ‌ ‌​‌‍‌‌‌‍ ​‌‌​ ‌‍‍‌‌ ‌​‌‍‌‌‌‌​​‌‍​‌‌‍‌ ‌‍‌‌​ ‍ ‌ ​​‌‍​‌‌ ‌​‌‍‍​​ ‌‌ ​​‌‍​‌‌‍‌ ‌‍‌‌‌​​‍‌ ‌‌‌‍‍‌‌‍ ​‌‍‌​‌‍‌‌‌ ​‍​‍‌‌​ ‌‌‌​​‍‌‌ ‌‍‍ ‌‍‌‌‌ ‍‌​‍‌‌​ ​ ‌​‌​​‍‌‌​ ​ ‌​‌​​‍‌‌​ ​‍​ ​‍​ ​‍​ ‌​​ ‍​‌‍​‌‌‍​ ​ ​ ‌‍‌‌​ ​‌​ ‌‌‌‍​ ​ ‍​‌‍‌‌​‍‌‌​ ​‍​ ​‍​‍‌‌​ ‌‌‌​‌​​‍ ‍‌‍​ ‌‍ ‌‍ ‍‌ ‌​‌‍‌‌‌‍ ‍‌ ‌​​‍‌‌​ ‌‌‌​​‍‌‌ ‌‍‍ ‌‍‌‌‌ ‍‌​‍‌‌​ ​ ‌​‌​​‍‌‌​ ​ ‌​‌​​‍‌‌​ ​‍​ ​‍​ ‌‍​ ‍​‌‍​‌‌‍‌‌‌‍‌‍​ ​​‌‍​‌‌‍‌‌‌‍​‍​ ‌‌‌‍​‍​ ‌​​‍‌‌​ ​‍​ ​‍​‍‌‌​ ‌‌‌​‌​​‍ ‍‌ ​​‌ ​‍‌‍‍‌‌‍ ‌‌‍​‌‌ ​‍‌ ‍‌‌​​ ‌ ‌​‌‍​‌​‍ ‍‌‍ ​‌‍​‌‌‍​‍‌‍‌‌‌‍ ​​ ‌‍​‍‌‍​‌‌ ​ ‌‍‌‌‌‌‌‌‌ ​‍‌‍ ​​ ‌‌‍‍​‌ ‌​‌ ‌​‌ ​​‌ ​ ​‍‌‌​ ​ ‌​​‌​‍‌‌​ ​‍‌​‌‍​‍‌‌​ ​‍‌​‌‍‌‍ ​​‍ ‌‌‍​‌‌‍ ‍‌‍‌​​‍ ‌‌ ​‍​‍ ‌‌‍‍​‌‍ ‌ ‌​‌‍‌‌‌‍ ​‌ ​ ​‍ ‌‌ ​ ‌ ‌​‌ ‌‌‌‍‌​‌‍‍‌‌‍ ​‍ ‍‌ ‌‍‌‍‌‌‌ ​‍‌‍​ ‌‍‌‌‌‍ ​​‍ ‍‌‍​‌‌ ​​‌ ​​​‍‌‍‌‍‍‌‌‍‌​​ ‌​ ‌ ‌‍​‌​ ‍​​ ​‍‌‍‌‌​ ​​‌‍‌​‌‍​‍​‍ ‌‌‍‌‍​ ​​‌‍‌​‌‍‌‌​‍ ‌​ ‌​​ ​‌​ ‌‌‌‍‌​​‍ ‌​ ‍‌​ ​ ‌‍​‌‌‍​‌​‍ ‌‌‍​‍‌‍​‌​ ​‍​ ‌ ​ ‌ ​ ​‍‌‍​‌​ ​​‌‍‌‌​ ​‍‌‍‌​​ ‍​​‍‌‍‌ ‌​‌ ‍‌‌ ​​‌‍‌‌​ ‌‌‍‍​‌‍ ‌ ‌​‌‍‌‌‌‍ ​‌‌​ ‌‍‍‌‌ ‌​‌‍‌‌‌‌​​‌‍​‌‌‍‌ ‌‍‌‌​‍‌‍‌ ​​‌‍​‌‌ ‌​‌‍‍​​ ‌‌ ​​‌‍​‌‌‍‌ ‌‍‌‌‌​​‍‌ ‌‌‌‍‍‌‌‍ ​‌‍‌​‌‍‌‌‌ ​‍​‍‌‌​ ‌‌‌​​‍‌‌ ‌‍‍ ‌‍‌‌‌ ‍‌​‍‌‌​ ​ ‌​‌​​‍‌‌​ ​ ‌​‌​​‍‌‌​ ​‍​ ​‍​ ​‍​ ‌​​ ‍​‌‍​‌‌‍​ ​ ​ ‌‍‌‌​ ​‌​ ‌‌‌‍​ ​ ‍​‌‍‌‌​‍‌‌​ ​‍​ ​‍​‍‌‌​ ‌‌‌​‌​​‍ ‍‌‍​ ‌‍ ‌‍ ‍‌ ‌​‌‍‌‌‌‍ ‍‌ ‌​​‍‌‌​ ‌‌‌​​‍‌‌ ‌‍‍ ‌‍‌‌‌ ‍‌​‍‌‌​ ​ ‌​‌​​‍‌‌​ ​ ‌​‌​​‍‌‌​ ​‍​ ​‍​ ‌‍​ ‍​‌‍​‌‌‍‌‌‌‍‌‍​ ​​‌‍​‌‌‍‌‌‌‍​‍​ ‌‌‌‍​‍​ ‌​​‍‌‌​ ​‍​ ​‍​‍‌‌​ ‌‌‌​‌​​‍ ‍‌ ​​‌ ​‍‌‍‍‌‌‍ ‌‌‍​‌‌ ​‍‌ ‍‌‌​​ ‌ ‌​‌‍​‌​‍ ‍‌‍ ​‌‍​‌‌‍​‍‌‍‌‌‌‍ ​​‍‌‍‌ ​​‌‍‌‌‌ ​‍‌ ​ ‌ ​​‌‍‌‌‌‍​ ‌ ‌​‌‍‍‌‌ ‌‍‌‍‌‌​ ‌‌ ​​‌ ‌‌‌‍​‍‌‍ ​‌‍‍‌‌ ​ ‌‍‍​‌‍‌‌‌‍‌​​‍​‍‌ ‌
Open Masajes​​​​‌ ‍ ​‍​‍‌‍ ‌ ​‍‌‍‍‌‌‍‌ ‌‍‍‌‌‍ ‍​‍​‍​ ‍‍​‍​‍‌ ​ ‌‍​‌‌‍ ‍‌‍‍‌‌ ‌​‌ ‍‌​‍ ‍‌‍‍‌‌‍ ​‍​‍​‍ ​​‍​‍‌‍‍​‌ ​‍‌‍‌‌‌‍‌‍​‍​‍​ ‍‍​‍​‍‌‍‍​‌ ‌​‌ ‌​‌ ​​‌ ​ ​ ‍‍​‍ ​‍ ‌‍ ​​‍ ‌‌‍​‌‌‍ ‍‌‍‌​​‍ ‌‌ ​‍​‍ ‌‌‍‍​‌‍ ‌ ‌​‌‍‌‌‌‍ ​‌ ​ ​‍ ‌‌ ​ ‌ ‌​‌ ‌‌‌‍‌​‌‍‍‌‌‍ ​‍ ‍‌ ‌‍‌‍‌‌‌ ​‍‌‍​ ‌‍‌‌‌‍ ​​‍ ‍‌‍​‌‌ ​​‌ ​​​‍ ‌‍‍‌‌‍ ‍‌ ‌​‌‍‌‌‌‍ ‍‌ ‌​​‍ ‌‍‌‌‌‍‌​‌‍‍‌‌ ‌​​‍ ‌‍ ‌‌‍ ‌‍‌​‌‍‌‌​ ‌‌ ​​‌ ​‍‌‍‌‌‌ ​ ‌‍‌‌‌‍ ‍‌ ‌​‌‍​‌‌ ‌​‌‍‍‌‌‍ ‌‍ ‍​ ‍ ‌‍‍‌‌‍‌​​ ‌​ ‌ ‌‍​‌​ ‍​​ ​‍‌‍‌‌​ ​​‌‍‌​‌‍​‍​‍ ‌‌‍‌‍​ ​​‌‍‌​‌‍‌‌​‍ ‌​ ‌​​ ​‌​ ‌‌‌‍‌​​‍ ‌​ ‍‌​ ​ ‌‍​‌‌‍​‌​‍ ‌‌‍​‍‌‍​‌​ ​‍​ ‌ ​ ‌ ​ ​‍‌‍​‌​ ​​‌‍‌‌​ ​‍‌‍‌​​ ‍​​ ‍ ‌ ‌​‌ ‍‌‌ ​​‌‍‌‌​ ‌‌‍‍​‌‍ ‌ ‌​‌‍‌‌‌‍ ​‌‌​ ‌‍‍‌‌ ‌​‌‍‌‌‌‌​​‌‍​‌‌‍‌ ‌‍‌‌​ ‍ ‌ ​​‌‍​‌‌ ‌​‌‍‍​​ ‌‌ ​​‌‍​‌‌‍‌ ‌‍‌‌‌​​‍‌ ‌‌‌‍‍‌‌‍ ​‌‍‌​‌‍‌‌‌ ​‍​‍‌‌​ ‌‌‌​​‍‌‌ ‌‍‍ ‌‍‌‌‌ ‍‌​‍‌‌​ ​ ‌​‌​​‍‌‌​ ​ ‌​‌​​‍‌‌​ ​‍​ ​‍​ ​‍​ ‌​​ ‍​‌‍​‌‌‍​ ​ ​ ‌‍‌‌​ ​‌​ ‌‌‌‍​ ​ ‍​‌‍‌‌​‍‌‌​ ​‍​ ​‍​‍‌‌​ ‌‌‌​‌​​‍ ‍‌‍​ ‌‍ ‌‍ ‍‌ ‌​‌‍‌‌‌‍ ‍‌ ‌​​‍‌‌​ ‌‌‌​​‍‌‌ ‌‍‍ ‌‍‌‌‌ ‍‌​‍‌‌​ ​ ‌​‌​​‍‌‌​ ​ ‌​‌​​‍‌‌​ ​‍​ ​‍​ ​ ​ ​‌‌‍​‍​ ‍​‌‍​‌​ ​​​ ​​​ ‌‍​ ‌ ‌‍​ ‌‍‌​​ ​ ​‍‌‌​ ​‍​ ​‍​‍‌‌​ ‌‌‌​‌​​‍ ‍‌ ‌​‌‍‍‌‌ ‌​‌‍ ​‌‍‌‌​ ‌‍​‍‌‍​‌‌ ​ ‌‍‌‌‌‌‌‌‌ ​‍‌‍ ​​ ‌‌‍‍​‌ ‌​‌ ‌​‌ ​​‌ ​ ​‍‌‌​ ​ ‌​​‌​‍‌‌​ ​‍‌​‌‍​‍‌‌​ ​‍‌​‌‍‌‍ ​​‍ ‌‌‍​‌‌‍ ‍‌‍‌​​‍ ‌‌ ​‍​‍ ‌‌‍‍​‌‍ ‌ ‌​‌‍‌‌‌‍ ​‌ ​ ​‍ ‌‌ ​ ‌ ‌​‌ ‌‌‌‍‌​‌‍‍‌‌‍ ​‍ ‍‌ ‌‍‌‍‌‌‌ ​‍‌‍​ ‌‍‌‌‌‍ ​​‍ ‍‌‍​‌‌ ​​‌ ​​​‍‌‍‌‍‍‌‌‍‌​​ ‌​ ‌ ‌‍​‌​ ‍​​ ​‍‌‍‌‌​ ​​‌‍‌​‌‍​‍​‍ ‌‌‍‌‍​ ​​‌‍‌​‌‍‌‌​‍ ‌​ ‌​​ ​‌​ ‌‌‌‍‌​​‍ ‌​ ‍‌​ ​ ‌‍​‌‌‍​‌​‍ ‌‌‍​‍‌‍​‌​ ​‍​ ‌ ​ ‌ ​ ​‍‌‍​‌​ ​​‌‍‌‌​ ​‍‌‍‌​​ ‍​​‍‌‍‌ ‌​‌ ‍‌‌ ​​‌‍‌‌​ ‌‌‍‍​‌‍ ‌ ‌​‌‍‌‌‌‍ ​‌‌​ ‌‍‍‌‌ ‌​‌‍‌‌‌‌​​‌‍​‌‌‍‌ ‌‍‌‌​‍‌‍‌ ​​‌‍​‌‌ ‌​‌‍‍​​ ‌‌ ​​‌‍​‌‌‍‌ ‌‍‌‌‌​​‍‌ ‌‌‌‍‍‌‌‍ ​‌‍‌​‌‍‌‌‌ ​‍​‍‌‌​ ‌‌‌​​‍‌‌ ‌‍‍ ‌‍‌‌‌ ‍‌​‍‌‌​ ​ ‌​‌​​‍‌‌​ ​ ‌​‌​​‍‌‌​ ​‍​ ​‍​ ​‍​ ‌​​ ‍​‌‍​‌‌‍​ ​ ​ ‌‍‌‌​ ​‌​ ‌‌‌‍​ ​ ‍​‌‍‌‌​‍‌‌​ ​‍​ ​‍​‍‌‌​ ‌‌‌​‌​​‍ ‍‌‍​ ‌‍ ‌‍ ‍‌ ‌​‌‍‌‌‌‍ ‍‌ ‌​​‍‌‌​ ‌‌‌​​‍‌‌ ‌‍‍ ‌‍‌‌‌ ‍‌​‍‌‌​ ​ ‌​‌​​‍‌‌​ ​ ‌​‌​​‍‌‌​ ​‍​ ​‍​ ​ ​ ​‌‌‍​‍​ ‍​‌‍​‌​ ​​​ ​​​ ‌‍​ ‌ ‌‍​ ‌‍‌​​ ​ ​‍‌‌​ ​‍​ ​‍​‍‌‌​ ‌‌‌​‌​​‍ ‍‌ ‌​‌‍‍‌‌ ‌​‌‍ ​‌‍‌‌​‍‌‍‌ ​​‌‍‌‌‌ ​‍‌ ​ ‌ ​​‌‍‌‌‌‍​ ‌ ‌​‌‍‍‌‌ ‌‍‌‍‌‌​ ‌‌ ​​‌ ‌‌‌‍​‍‌‍ ​‌‍‍‌‌ ​ ‌‍‍​‌‍‌‌‌‍‌​​‍​‍‌ ‌
Masajes​​​​‌ ‍ ​‍​‍‌‍ ‌ ​‍‌‍‍‌‌‍‌ ‌‍‍‌‌‍ ‍​‍​‍​ ‍‍​‍​‍‌ ​ ‌‍​‌‌‍ ‍‌‍‍‌‌ ‌​‌ ‍‌​‍ ‍‌‍‍‌‌‍ ​‍​‍​‍ ​​‍​‍‌‍‍​‌ ​‍‌‍‌‌‌‍‌‍​‍​‍​ ‍‍​‍​‍‌‍‍​‌ ‌​‌ ‌​‌ ​​‌ ​ ​ ‍‍​‍ ​‍ ‌‍ ​​‍ ‌‌‍​‌‌‍ ‍‌‍‌​​‍ ‌‌ ​‍​‍ ‌‌‍‍​‌‍ ‌ ‌​‌‍‌‌‌‍ ​‌ ​ ​‍ ‌‌ ​ ‌ ‌​‌ ‌‌‌‍‌​‌‍‍‌‌‍ ​‍ ‍‌ ‌‍‌‍‌‌‌ ​‍‌‍​ ‌‍‌‌‌‍ ​​‍ ‍‌‍​‌‌ ​​‌ ​​​‍ ‌‍‍‌‌‍ ‍‌ ‌​‌‍‌‌‌‍ ‍‌ ‌​​‍ ‌‍‌‌‌‍‌​‌‍‍‌‌ ‌​​‍ ‌‍ ‌‌‍ ‌‍‌​‌‍‌‌​ ‌‌ ​​‌ ​‍‌‍‌‌‌ ​ ‌‍‌‌‌‍ ‍‌ ‌​‌‍​‌‌ ‌​‌‍‍‌‌‍ ‌‍ ‍​ ‍ ‌‍‍‌‌‍‌​​ ‌​ ‌ ‌‍​‌​ ‍​​ ​‍‌‍‌‌​ ​​‌‍‌​‌‍​‍​‍ ‌‌‍‌‍​ ​​‌‍‌​‌‍‌‌​‍ ‌​ ‌​​ ​‌​ ‌‌‌‍‌​​‍ ‌​ ‍‌​ ​ ‌‍​‌‌‍​‌​‍ ‌‌‍​‍‌‍​‌​ ​‍​ ‌ ​ ‌ ​ ​‍‌‍​‌​ ​​‌‍‌‌​ ​‍‌‍‌​​ ‍​​ ‍ ‌ ‌​‌ ‍‌‌ ​​‌‍‌‌​ ‌‌‍‍​‌‍ ‌ ‌​‌‍‌‌‌‍ ​‌‌​ ‌‍‍‌‌ ‌​‌‍‌‌‌‌​​‌‍​‌‌‍‌ ‌‍‌‌​ ‍ ‌ ​​‌‍​‌‌ ‌​‌‍‍​​ ‌‌ ​​‌‍​‌‌‍‌ ‌‍‌‌‌​​‍‌ ‌‌‌‍‍‌‌‍ ​‌‍‌​‌‍‌‌‌ ​‍​‍‌‌​ ‌‌‌​​‍‌‌ ‌‍‍ ‌‍‌‌‌ ‍‌​‍‌‌​ ​ ‌​‌​​‍‌‌​ ​ ‌​‌​​‍‌‌​ ​‍​ ​‍​ ​‍​ ‌​​ ‍​‌‍​‌‌‍​ ​ ​ ‌‍‌‌​ ​‌​ ‌‌‌‍​ ​ ‍​‌‍‌‌​‍‌‌​ ​‍​ ​‍​‍‌‌​ ‌‌‌​‌​​‍ ‍‌‍​ ‌‍ ‌‍ ‍‌ ‌​‌‍‌‌‌‍ ‍‌ ‌​​‍‌‌​ ‌‌‌​​‍‌‌ ‌‍‍ ‌‍‌‌‌ ‍‌​‍‌‌​ ​ ‌​‌​​‍‌‌​ ​ ‌​‌​​‍‌‌​ ​‍​ ​‍​ ​ ​ ​‌‌‍​‍​ ‍​‌‍​‌​ ​​​ ​​​ ‌‍​ ‌ ‌‍​ ‌‍‌​​ ​ ​‍‌‌​ ​‍​ ​‍​‍‌‌​ ‌‌‌​‌​​‍ ‍‌ ‌​‌‍‍‌‌ ‌​‌‍ ​‌‍‌‌​ ‌‍​‍‌‍​‌‌ ​ ‌‍‌‌‌‌‌‌‌ ​‍‌‍ ​​ ‌‌‍‍​‌ ‌​‌ ‌​‌ ​​‌ ​ ​‍‌‌​ ​ ‌​​‌​‍‌‌​ ​‍‌​‌‍​‍‌‌​ ​‍‌​‌‍‌‍ ​​‍ ‌‌‍​‌‌‍ ‍‌‍‌​​‍ ‌‌ ​‍​‍ ‌‌‍‍​‌‍ ‌ ‌​‌‍‌‌‌‍ ​‌ ​ ​‍ ‌‌ ​ ‌ ‌​‌ ‌‌‌‍‌​‌‍‍‌‌‍ ​‍ ‍‌ ‌‍‌‍‌‌‌ ​‍‌‍​ ‌‍‌‌‌‍ ​​‍ ‍‌‍​‌‌ ​​‌ ​​​‍‌‍‌‍‍‌‌‍‌​​ ‌​ ‌ ‌‍​‌​ ‍​​ ​‍‌‍‌‌​ ​​‌‍‌​‌‍​‍​‍ ‌‌‍‌‍​ ​​‌‍‌​‌‍‌‌​‍ ‌​ ‌​​ ​‌​ ‌‌‌‍‌​​‍ ‌​ ‍‌​ ​ ‌‍​‌‌‍​‌​‍ ‌‌‍​‍‌‍​‌​ ​‍​ ‌ ​ ‌ ​ ​‍‌‍​‌​ ​​‌‍‌‌​ ​‍‌‍‌​​ ‍​​‍‌‍‌ ‌​‌ ‍‌‌ ​​‌‍‌‌​ ‌‌‍‍​‌‍ ‌ ‌​‌‍‌‌‌‍ ​‌‌​ ‌‍‍‌‌ ‌​‌‍‌‌‌‌​​‌‍​‌‌‍‌ ‌‍‌‌​‍‌‍‌ ​​‌‍​‌‌ ‌​‌‍‍​​ ‌‌ ​​‌‍​‌‌‍‌ ‌‍‌‌‌​​‍‌ ‌‌‌‍‍‌‌‍ ​‌‍‌​‌‍‌‌‌ ​‍​‍‌‌​ ‌‌‌​​‍‌‌ ‌‍‍ ‌‍‌‌‌ ‍‌​‍‌‌​ ​ ‌​‌​​‍‌‌​ ​ ‌​‌​​‍‌‌​ ​‍​ ​‍​ ​‍​ ‌​​ ‍​‌‍​‌‌‍​ ​ ​ ‌‍‌‌​ ​‌​ ‌‌‌‍​ ​ ‍​‌‍‌‌​‍‌‌​ ​‍​ ​‍​‍‌‌​ ‌‌‌​‌​​‍ ‍‌‍​ ‌‍ ‌‍ ‍‌ ‌​‌‍‌‌‌‍ ‍‌ ‌​​‍‌‌​ ‌‌‌​​‍‌‌ ‌‍‍ ‌‍‌‌‌ ‍‌​‍‌‌​ ​ ‌​‌​​‍‌‌​ ​ ‌​‌​​‍‌‌​ ​‍​ ​‍​ ​ ​ ​‌‌‍​‍​ ‍​‌‍​‌​ ​​​ ​​​ ‌‍​ ‌ ‌‍​ ‌‍‌​​ ​ ​‍‌‌​ ​‍​ ​‍​‍‌‌​ ‌‌‌​‌​​‍ ‍‌ ‌​‌‍‍‌‌ ‌​‌‍ ​‌‍‌‌​‍‌‍‌ ​​‌‍‌‌‌ ​‍‌ ​ ‌ ​​‌‍‌‌‌‍​ ‌ ‌​‌‍‍‌‌ ‌‍‌‍‌‌​ ‌‌ ​​‌ ‌‌‌‍​‍‌‍ ​‌‍‍‌‌ ​ ‌‍‍​‌‍‌‌‌‍‌​​‍​‍‌ ‌
Desde masaje sueco relajante hasta masaje de tejido profundo y
deportivo.​​​​‌ ‍ ​‍​‍‌‍ ‌ ​‍‌‍‍‌‌‍‌ ‌‍‍‌‌‍ ‍​‍​‍​ ‍‍​‍​‍‌ ​ ‌‍​‌‌‍ ‍‌‍‍‌‌ ‌​‌ ‍‌​‍ ‍‌‍‍‌‌‍ ​‍​‍​‍ ​​‍​‍‌‍‍​‌ ​‍‌‍‌‌‌‍‌‍​‍​‍​ ‍‍​‍​‍‌‍‍​‌ ‌​‌ ‌​‌ ​​‌ ​ ​ ‍‍​‍ ​‍ ‌‍ ​​‍ ‌‌‍​‌‌‍ ‍‌‍‌​​‍ ‌‌ ​‍​‍ ‌‌‍‍​‌‍ ‌ ‌​‌‍‌‌‌‍ ​‌ ​ ​‍ ‌‌ ​ ‌ ‌​‌ ‌‌‌‍‌​‌‍‍‌‌‍ ​‍ ‍‌ ‌‍‌‍‌‌‌ ​‍‌‍​ ‌‍‌‌‌‍ ​​‍ ‍‌‍​‌‌ ​​‌ ​​​‍ ‌‍‍‌‌‍ ‍‌ ‌​‌‍‌‌‌‍ ‍‌ ‌​​‍ ‌‍‌‌‌‍‌​‌‍‍‌‌ ‌​​‍ ‌‍ ‌‌‍ ‌‍‌​‌‍‌‌​ ‌‌ ​​‌ ​‍‌‍‌‌‌ ​ ‌‍‌‌‌‍ ‍‌ ‌​‌‍​‌‌ ‌​‌‍‍‌‌‍ ‌‍ ‍​ ‍ ‌‍‍‌‌‍‌​​ ‌​ ‌ ‌‍​‌​ ‍​​ ​‍‌‍‌‌​ ​​‌‍‌​‌‍​‍​‍ ‌‌‍‌‍​ ​​‌‍‌​‌‍‌‌​‍ ‌​ ‌​​ ​‌​ ‌‌‌‍‌​​‍ ‌​ ‍‌​ ​ ‌‍​‌‌‍​‌​‍ ‌‌‍​‍‌‍​‌​ ​‍​ ‌ ​ ‌ ​ ​‍‌‍​‌​ ​​‌‍‌‌​ ​‍‌‍‌​​ ‍​​ ‍ ‌ ‌​‌ ‍‌‌ ​​‌‍‌‌​ ‌‌‍‍​‌‍ ‌ ‌​‌‍‌‌‌‍ ​‌‌​ ‌‍‍‌‌ ‌​‌‍‌‌‌‌​​‌‍​‌‌‍‌ ‌‍‌‌​ ‍ ‌ ​​‌‍​‌‌ ‌​‌‍‍​​ ‌‌ ​​‌‍​‌‌‍‌ ‌‍‌‌‌​​‍‌ ‌‌‌‍‍‌‌‍ ​‌‍‌​‌‍‌‌‌ ​‍​‍‌‌​ ‌‌‌​​‍‌‌ ‌‍‍ ‌‍‌‌‌ ‍‌​‍‌‌​ ​ ‌​‌​​‍‌‌​ ​ ‌​‌​​‍‌‌​ ​‍​ ​‍​ ​‍​ ‌​​ ‍​‌‍​‌‌‍​ ​ ​ ‌‍‌‌​ ​‌​ ‌‌‌‍​ ​ ‍​‌‍‌‌​‍‌‌​ ​‍​ ​‍​‍‌‌​ ‌‌‌​‌​​‍ ‍‌‍​ ‌‍ ‌‍ ‍‌ ‌​‌‍‌‌‌‍ ‍‌ ‌​​‍‌‌​ ‌‌‌​​‍‌‌ ‌‍‍ ‌‍‌‌‌ ‍‌​‍‌‌​ ​ ‌​‌​​‍‌‌​ ​ ‌​‌​​‍‌‌​ ​‍​ ​‍​ ​ ​ ​‌‌‍​‍​ ‍​‌‍​‌​ ​​​ ​​​ ‌‍​ ‌ ‌‍​ ‌‍‌​​ ​ ​‍‌‌​ ​‍​ ​‍​‍‌‌​ ‌‌‌​‌​​‍ ‍‌‍‌‌‌ ‍​‌‍​ ‌‍‌‌‌ ​‍‌ ​​‌ ‌​​ ‌‍​‍‌‍​‌‌ ​ ‌‍‌‌‌‌‌‌‌ ​‍‌‍ ​​ ‌‌‍‍​‌ ‌​‌ ‌​‌ ​​‌ ​ ​‍‌‌​ ​ ‌​​‌​‍‌‌​ ​‍‌​‌‍​‍‌‌​ ​‍‌​‌‍‌‍ ​​‍ ‌‌‍​‌‌‍ ‍‌‍‌​​‍ ‌‌ ​‍​‍ ‌‌‍‍​‌‍ ‌ ‌​‌‍‌‌‌‍ ​‌ ​ ​‍ ‌‌ ​ ‌ ‌​‌ ‌‌‌‍‌​‌‍‍‌‌‍ ​‍ ‍‌ ‌‍‌‍‌‌‌ ​‍‌‍​ ‌‍‌‌‌‍ ​​‍ ‍‌‍​‌‌ ​​‌ ​​​‍‌‍‌‍‍‌‌‍‌​​ ‌​ ‌ ‌‍​‌​ ‍​​ ​‍‌‍‌‌​ ​​‌‍‌​‌‍​‍​‍ ‌‌‍‌‍​ ​​‌‍‌​‌‍‌‌​‍ ‌​ ‌​​ ​‌​ ‌‌‌‍‌​​‍ ‌​ ‍‌​ ​ ‌‍​‌‌‍​‌​‍ ‌‌‍​‍‌‍​‌​ ​‍​ ‌ ​ ‌ ​ ​‍‌‍​‌​ ​​‌‍‌‌​ ​‍‌‍‌​​ ‍​​‍‌‍‌ ‌​‌ ‍‌‌ ​​‌‍‌‌​ ‌‌‍‍​‌‍ ‌ ‌​‌‍‌‌‌‍ ​‌‌​ ‌‍‍‌‌ ‌​‌‍‌‌‌‌​​‌‍​‌‌‍‌ ‌‍‌‌​‍‌‍‌ ​​‌‍​‌‌ ‌​‌‍‍​​ ‌‌ ​​‌‍​‌‌‍‌ ‌‍‌‌‌​​‍‌ ‌‌‌‍‍‌‌‍ ​‌‍‌​‌‍‌‌‌ ​‍​‍‌‌​ ‌‌‌​​‍‌‌ ‌‍‍ ‌‍‌‌‌ ‍‌​‍‌‌​ ​ ‌​‌​​‍‌‌​ ​ ‌​‌​​‍‌‌​ ​‍​ ​‍​ ​‍​ ‌​​ ‍​‌‍​‌‌‍​ ​ ​ ‌‍‌‌​ ​‌​ ‌‌‌‍​ ​ ‍​‌‍‌‌​‍‌‌​ ​‍​ ​‍​‍‌‌​ ‌‌‌​‌​​‍ ‍‌‍​ ‌‍ ‌‍ ‍‌ ‌​‌‍‌‌‌‍ ‍‌ ‌​​‍‌‌​ ‌‌‌​​‍‌‌ ‌‍‍ ‌‍‌‌‌ ‍‌​‍‌‌​ ​ ‌​‌​​‍‌‌​ ​ ‌​‌​​‍‌‌​ ​‍​ ​‍​ ​ ​ ​‌‌‍​‍​ ‍​‌‍​‌​ ​​​ ​​​ ‌‍​ ‌ ‌‍​ ‌‍‌​​ ​ ​‍‌‌​ ​‍​ ​‍​‍‌‌​ ‌‌‌​‌​​‍ ‍‌‍‌‌‌ ‍​‌‍​ ‌‍‌‌‌ ​‍‌ ​​‌ ‌​​‍‌‍‌ ​​‌‍‌‌‌ ​‍‌ ​ ‌ ​​‌‍‌‌‌‍​ ‌ ‌​‌‍‍‌‌ ‌‍‌‍‌‌​ ‌‌ ​​‌ ‌‌‌‍​‍‌‍ ​‌‍‍‌‌ ​ ‌‍‍​‌‍‌‌‌‍‌​​‍​‍‌ ‌
Explorar​​​​‌ ‍ ​‍​‍‌‍ ‌ ​‍‌‍‍‌‌‍‌ ‌‍‍‌‌‍ ‍​‍​‍​ ‍‍​‍​‍‌ ​ ‌‍​‌‌‍ ‍‌‍‍‌‌ ‌​‌ ‍‌​‍ ‍‌‍‍‌‌‍ ​‍​‍​‍ ​​‍​‍‌‍‍​‌ ​‍‌‍‌‌‌‍‌‍​‍​‍​ ‍‍​‍​‍‌‍‍​‌ ‌​‌ ‌​‌ ​​‌ ​ ​ ‍‍​‍ ​‍ ‌‍ ​​‍ ‌‌‍​‌‌‍ ‍‌‍‌​​‍ ‌‌ ​‍​‍ ‌‌‍‍​‌‍ ‌ ‌​‌‍‌‌‌‍ ​‌ ​ ​‍ ‌‌ ​ ‌ ‌​‌ ‌‌‌‍‌​‌‍‍‌‌‍ ​‍ ‍‌ ‌‍‌‍‌‌‌ ​‍‌‍​ ‌‍‌‌‌‍ ​​‍ ‍‌‍​‌‌ ​​‌ ​​​‍ ‌‍‍‌‌‍ ‍‌ ‌​‌‍‌‌‌‍ ‍‌ ‌​​‍ ‌‍‌‌‌‍‌​‌‍‍‌‌ ‌​​‍ ‌‍ ‌‌‍ ‌‍‌​‌‍‌‌​ ‌‌ ​​‌ ​‍‌‍‌‌‌ ​ ‌‍‌‌‌‍ ‍‌ ‌​‌‍​‌‌ ‌​‌‍‍‌‌‍ ‌‍ ‍​ ‍ ‌‍‍‌‌‍‌​​ ‌​ ‌ ‌‍​‌​ ‍​​ ​‍‌‍‌‌​ ​​‌‍‌​‌‍​‍​‍ ‌‌‍‌‍​ ​​‌‍‌​‌‍‌‌​‍ ‌​ ‌​​ ​‌​ ‌‌‌‍‌​​‍ ‌​ ‍‌​ ​ ‌‍​‌‌‍​‌​‍ ‌‌‍​‍‌‍​‌​ ​‍​ ‌ ​ ‌ ​ ​‍‌‍​‌​ ​​‌‍‌‌​ ​‍‌‍‌​​ ‍​​ ‍ ‌ ‌​‌ ‍‌‌ ​​‌‍‌‌​ ‌‌‍‍​‌‍ ‌ ‌​‌‍‌‌‌‍ ​‌‌​ ‌‍‍‌‌ ‌​‌‍‌‌‌‌​​‌‍​‌‌‍‌ ‌‍‌‌​ ‍ ‌ ​​‌‍​‌‌ ‌​‌‍‍​​ ‌‌ ​​‌‍​‌‌‍‌ ‌‍‌‌‌​​‍‌ ‌‌‌‍‍‌‌‍ ​‌‍‌​‌‍‌‌‌ ​‍​‍‌‌​ ‌‌‌​​‍‌‌ ‌‍‍ ‌‍‌‌‌ ‍‌​‍‌‌​ ​ ‌​‌​​‍‌‌​ ​ ‌​‌​​‍‌‌​ ​‍​ ​‍​ ​‍​ ‌​​ ‍​‌‍​‌‌‍​ ​ ​ ‌‍‌‌​ ​‌​ ‌‌‌‍​ ​ ‍​‌‍‌‌​‍‌‌​ ​‍​ ​‍​‍‌‌​ ‌‌‌​‌​​‍ ‍‌‍​ ‌‍ ‌‍ ‍‌ ‌​‌‍‌‌‌‍ ‍‌ ‌​​‍‌‌​ ‌‌‌​​‍‌‌ ‌‍‍ ‌‍‌‌‌ ‍‌​‍‌‌​ ​ ‌​‌​​‍‌‌​ ​ ‌​‌​​‍‌‌​ ​‍​ ​‍​ ​ ​ ​‌‌‍​‍​ ‍​‌‍​‌​ ​​​ ​​​ ‌‍​ ‌ ‌‍​ ‌‍‌​​ ​ ​‍‌‌​ ​‍​ ​‍​‍‌‌​ ‌‌‌​‌​​‍ ‍‌ ​​‌ ​‍‌‍‍‌‌‍ ‌‌‍​‌‌ ​‍‌ ‍‌‌​​ ‌ ‌​‌‍​‌​‍ ‍‌‍ ​‌‍​‌‌‍​‍‌‍‌‌‌‍ ​​ ‌‍​‍‌‍​‌‌ ​ ‌‍‌‌‌‌‌‌‌ ​‍‌‍ ​​ ‌‌‍‍​‌ ‌​‌ ‌​‌ ​​‌ ​ ​‍‌‌​ ​ ‌​​‌​‍‌‌​ ​‍‌​‌‍​‍‌‌​ ​‍‌​‌‍‌‍ ​​‍ ‌‌‍​‌‌‍ ‍‌‍‌​​‍ ‌‌ ​‍​‍ ‌‌‍‍​‌‍ ‌ ‌​‌‍‌‌‌‍ ​‌ ​ ​‍ ‌‌ ​ ‌ ‌​‌ ‌‌‌‍‌​‌‍‍‌‌‍ ​‍ ‍‌ ‌‍‌‍‌‌‌ ​‍‌‍​ ‌‍‌‌‌‍ ​​‍ ‍‌‍​‌‌ ​​‌ ​​​‍‌‍‌‍‍‌‌‍‌​​ ‌​ ‌ ‌‍​‌​ ‍​​ ​‍‌‍‌‌​ ​​‌‍‌​‌‍​‍​‍ ‌‌‍‌‍​ ​​‌‍‌​‌‍‌‌​‍ ‌​ ‌​​ ​‌​ ‌‌‌‍‌​​‍ ‌​ ‍‌​ ​ ‌‍​‌‌‍​‌​‍ ‌‌‍​‍‌‍​‌​ ​‍​ ‌ ​ ‌ ​ ​‍‌‍​‌​ ​​‌‍‌‌​ ​‍‌‍‌​​ ‍​​‍‌‍‌ ‌​‌ ‍‌‌ ​​‌‍‌‌​ ‌‌‍‍​‌‍ ‌ ‌​‌‍‌‌‌‍ ​‌‌​ ‌‍‍‌‌ ‌​‌‍‌‌‌‌​​‌‍​‌‌‍‌ ‌‍‌‌​‍‌‍‌ ​​‌‍​‌‌ ‌​‌‍‍​​ ‌‌ ​​‌‍​‌‌‍‌ ‌‍‌‌‌​​‍‌ ‌‌‌‍‍‌‌‍ ​‌‍‌​‌‍‌‌‌ ​‍​‍‌‌​ ‌‌‌​​‍‌‌ ‌‍‍ ‌‍‌‌‌ ‍‌​‍‌‌​ ​ ‌​‌​​‍‌‌​ ​ ‌​‌​​‍‌‌​ ​‍​ ​‍​ ​‍​ ‌​​ ‍​‌‍​‌‌‍​ ​ ​ ‌‍‌‌​ ​‌​ ‌‌‌‍​ ​ ‍​‌‍‌‌​‍‌‌​ ​‍​ ​‍​‍‌‌​ ‌‌‌​‌​​‍ ‍‌‍​ ‌‍ ‌‍ ‍‌ ‌​‌‍‌‌‌‍ ‍‌ ‌​​‍‌‌​ ‌‌‌​​‍‌‌ ‌‍‍ ‌‍‌‌‌ ‍‌​‍‌‌​ ​ ‌​‌​​‍‌‌​ ​ ‌​‌​​‍‌‌​ ​‍​ ​‍​ ​ ​ ​‌‌‍​‍​ ‍​‌‍​‌​ ​​​ ​​​ ‌‍​ ‌ ‌‍​ ‌‍‌​​ ​ ​‍‌‌​ ​‍​ ​‍​‍‌‌​ ‌‌‌​‌​​‍ ‍‌ ​​‌ ​‍‌‍‍‌‌‍ ‌‌‍​‌‌ ​‍‌ ‍‌‌​​ ‌ ‌​‌‍​‌​‍ ‍‌‍ ​‌‍​‌‌‍​‍‌‍‌‌‌‍ ​​‍‌‍‌ ​​‌‍‌‌‌ ​‍‌ ​ ‌ ​​‌‍‌‌‌‍​ ‌ ‌​‌‍‍‌‌ ‌‍‌‍‌‌​ ‌‌ ​​‌ ‌‌‌‍​‍‌‍ ​‌‍‍‌‌ ​ ‌‍‍​‌‍‌‌‌‍‌​​‍​‍‌ ‌